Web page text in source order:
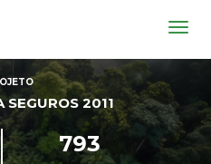
SEGUROS 2011
793